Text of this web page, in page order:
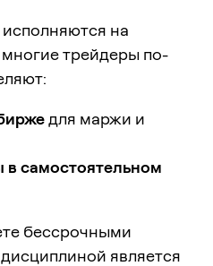
на
трейдеры по-
для маржи и
самостоятельном
бессрочными
является